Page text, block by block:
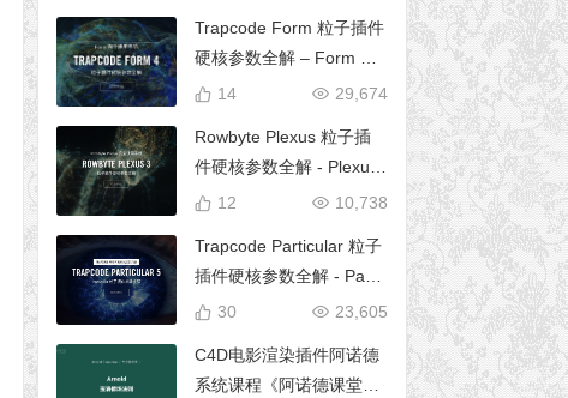
Trapcode Form 粒子插件
硬核参数全解 – Form 完
全使用手册
29,674
14
Rowbyte Plexus 粒子插
件硬核参数全解 - Plexus
完全使用手册
10,738
12
Trapcode Particular 粒子
插件硬核参数全解 - Parti
cular 5 完全使用手册23,605
30
C4D电影渲染插件阿诺德
系统课程《阿诺德课堂之